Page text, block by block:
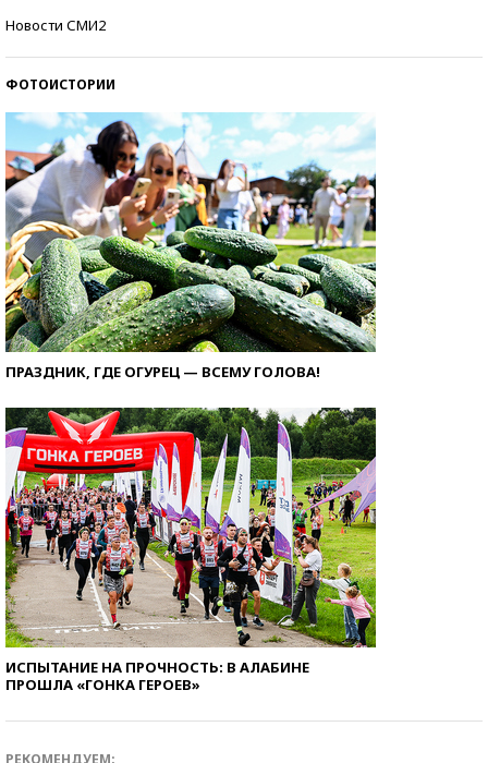
Новости СМИ2
ФОТОИСТОРИИ
ПРАЗДНИК, ГДЕ ОГУРЕЦ — ВСЕМУ ГОЛОВА!
ИСПЫТАНИЕ НА ПРОЧНОСТЬ: В АЛАБИНЕ
ПРОШЛА «ГОНКА ГЕРОЕВ»
РЕКОМЕНДУЕМ: